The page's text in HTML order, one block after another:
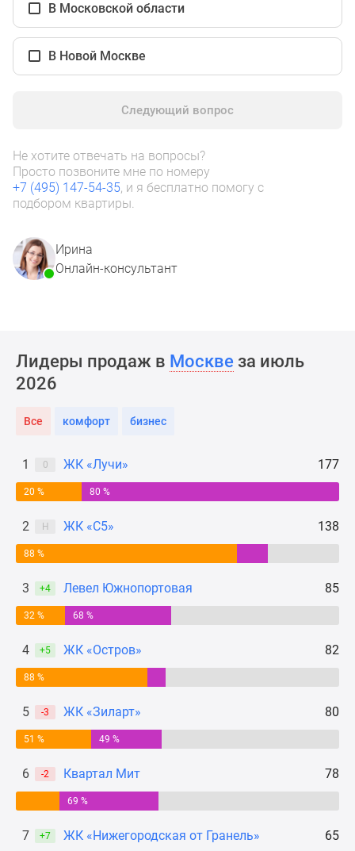
комнатные
комнатные
карте
Ипотечный
калькулятор
Семейная
ипотека
Военная
ипотека
Новости
недвижимости
эксперта
рынка
Покупателю
Экспертиза
новостроек
проекте
Реклама
сайте
Дзен
Машино-
места
Апартаменты
#траншевая
#рассрочка
В Московской области
В Новой Москве
Следующий вопрос
Не хотите отвечать на вопросы?
Просто позвоните мне по номеру
+7 (495) 147-54-35, и я бесплатно помогу с
подбором квартиры.
Ирина
Онлайн-консультант
Лидеры продаж в Москве за июль
2026
Все комфорт бизнес
1 0 ЖК «Лучи» 177
20 % 80 %
2 Н ЖК «С5» 138
88 %
3 +4 Левел Южнопортовая 85
32 % 68 %
4 +5 ЖК «Остров» 82
88 %
5 -3 ЖК «Зиларт» 80
51 % 49 %
6 -2 Квартал Мит 78
69 %
7 +7 ЖК «Нижегородская от Гранель» 65